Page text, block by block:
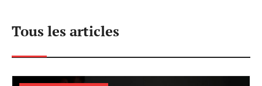
Tous les articles